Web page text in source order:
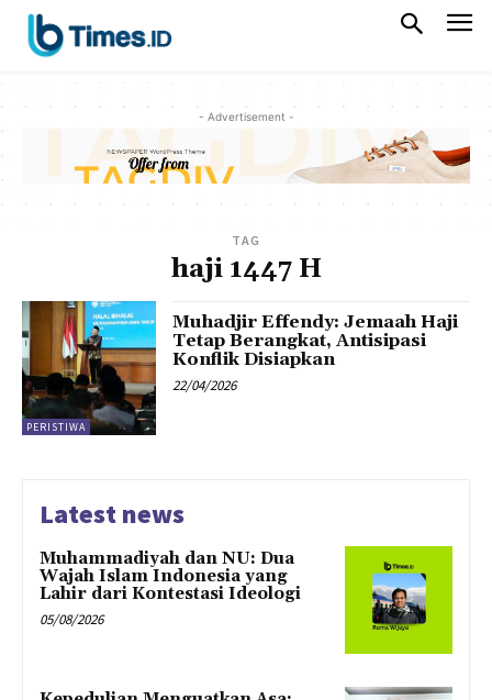
- Advertisement -
TAG
haji 1447 H
PERISTIWA
Muhadjir Effendy: Jemaah Haji
Tetap Berangkat, Antisipasi
Konflik Disiapkan
22/04/2026
Latest news
Muhammadiyah dan NU: Dua
Wajah Islam Indonesia yang
Lahir dari Kontestasi Ideologi
05/08/2026